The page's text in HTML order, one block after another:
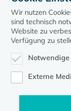
Wir nutzen
sind technisch
Website zu
Verfügung zu
Notwendige
Externe